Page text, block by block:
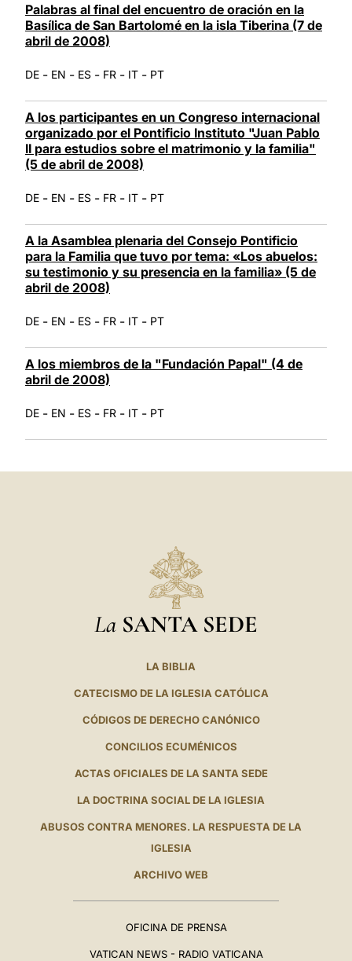
Palabras al final del encuentro de oración en la
Basílica de San Bartolomé en la isla Tiberina (7 de
abril de 2008)
DE - EN - ES - FR - IT - PT
A los participantes en un Congreso internacional
organizado por el Pontificio Instituto "Juan Pablo
II para estudios sobre el matrimonio y la familia"
(5 de abril de 2008)
DE - EN - ES - FR - IT - PT
A la Asamblea plenaria del Consejo Pontificio
para la Familia que tuvo por tema: «Los abuelos:
su testimonio y su presencia en la familia» (5 de
abril de 2008)
DE - EN - ES - FR - IT - PT
A los miembros de la "Fundación Papal" (4 de
abril de 2008)
DE - EN - ES - FR - IT - PT
La SANTA SEDE
LA BIBLIA
CATECISMO DE LA IGLESIA CATÓLICA
CÓDIGOS DE DERECHO CANÓNICO
CONCILIOS ECUMÉNICOS
ACTAS OFICIALES DE LA SANTA SEDE
LA DOCTRINA SOCIAL DE LA IGLESIA
ABUSOS CONTRA MENORES. LA RESPUESTA DE LA
IGLESIA
ARCHIVO WEB
OFICINA DE PRENSA
VATICAN NEWS - RADIO VATICANA